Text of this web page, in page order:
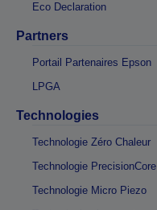
Eco Declaration
Partners
Portail Partenaires Epson
LPGA
Technologies
Technologie Zéro Chaleur
Technologie PrecisionCore
Technologie Micro Piezo